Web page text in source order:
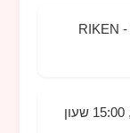
RIKEN
17 ביולי 2026, 15:00 שעון